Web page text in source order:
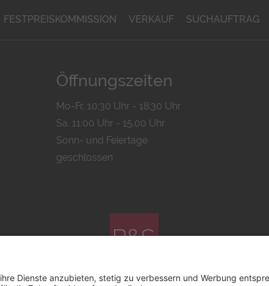
FESTPREISKOMMISSION VERKAUF SUCHAUFTRAG
Öffnungszeiten
Mo-Fr. 10:30 Uhr - 18:30 Uhr
Sa. 11:00 Uhr - 15.00 Uhr
Sonn- und Feiertage
geschlossen
© 2026 by Bachmann & Scher GmbH / Watchandco GmbH